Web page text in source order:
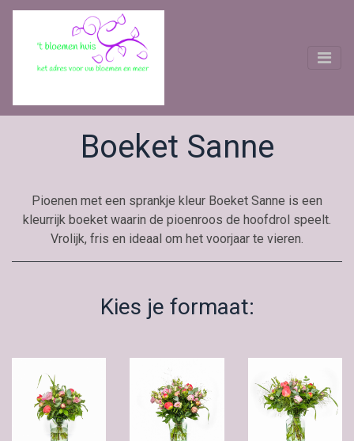
Boeket Sanne
Pioenen met een sprankje kleur Boeket Sanne is een
kleurrijk boeket waarin de pioenroos de hoofdrol speelt.
Vrolijk, fris en ideaal om het voorjaar te vieren.
Kies je formaat: